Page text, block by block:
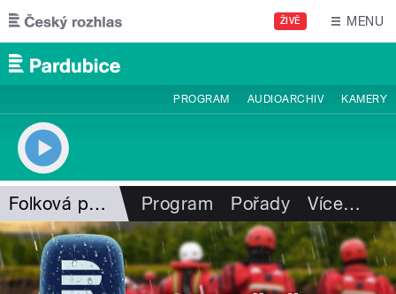
Přejít k hlavnímu obsahu
ŽIVĚ MENU
PROGRAM AUDIOARCHIV KAMERY
Folková pohlazení Program Pořady Více…